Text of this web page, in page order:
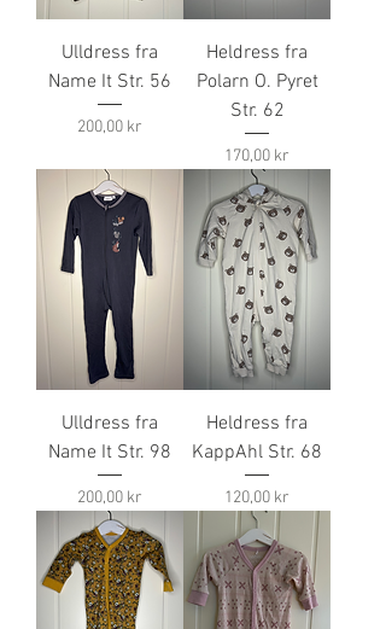
Ulldress fra
Name It Str. 56
Pris
200,00 kr
Heldress fra
Polarn O. Pyret
Str. 62
Pris
170,00 kr
Ulldress fra
Name It Str. 98
Pris
200,00 kr
Heldress fra
KappAhl Str. 68
Pris
120,00 kr